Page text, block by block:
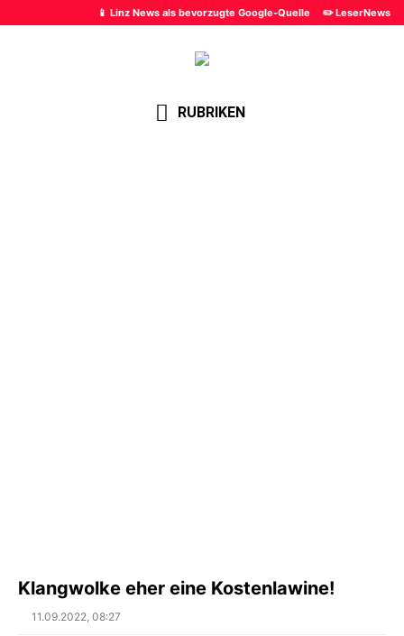
📱 Linz News als bevorzugte Google-Quelle ✏️ LeserNews
RUBRIKEN
Klangwolke eher eine Kostenlawine!
Posted
11.09.2022, 08:27